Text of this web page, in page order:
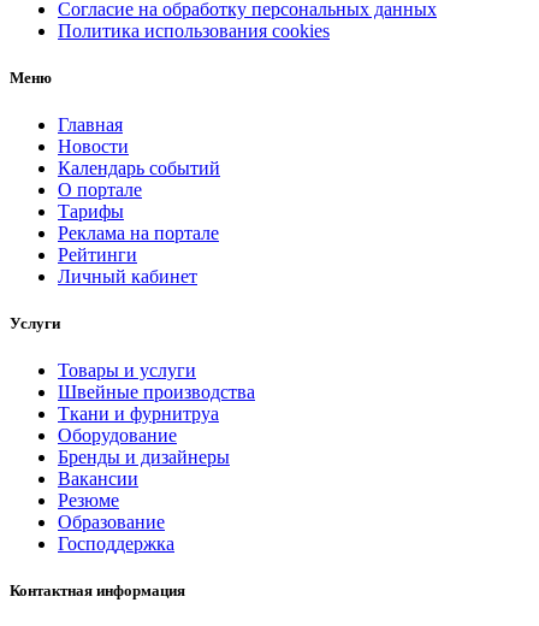
Согласие на обработку персональных данных
Политика использования cookies
Меню
Главная
Новости
Календарь событий
О портале
Тарифы
Реклама на портале
Рейтинги
Личный кабинет
Услуги
Товары и услуги
Швейные производства
Ткани и фурнитруа
Оборудование
Бренды и дизайнеры
Вакансии
Резюме
Образование
Господдержка
Контактная информация